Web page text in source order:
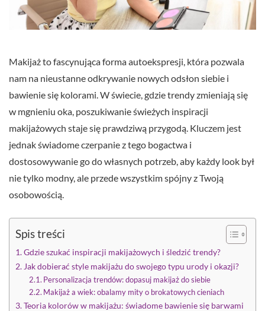
Makijaż to fascynująca forma autoekspresji, która pozwala
nam na nieustanne odkrywanie nowych odsłon siebie i
bawienie się kolorami. W świecie, gdzie trendy zmieniają się
w mgnieniu oka, poszukiwanie świeżych inspiracji
makijażowych staje się prawdziwą przygodą. Kluczem jest
jednak świadome czerpanie z tego bogactwa i
dostosowywanie go do własnych potrzeb, aby każdy look był
nie tylko modny, ale przede wszystkim spójny z Twoją
osobowością.
Spis treści
Gdzie szukać inspiracji makijażowych i śledzić trendy?
Jak dobierać style makijażu do swojego typu urody i okazji?
Personalizacja trendów: dopasuj makijaż do siebie
Makijaż a wiek: obalamy mity o brokatowych cieniach
Teoria kolorów w makijażu: świadome bawienie się barwami